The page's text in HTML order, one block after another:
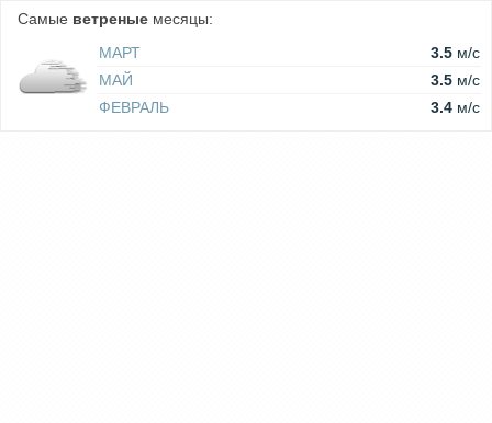
Самые ветреные месяцы:
МАРТ
3.5 м/c
МАЙ
3.5 м/c
ФЕВРАЛЬ
3.4 м/c